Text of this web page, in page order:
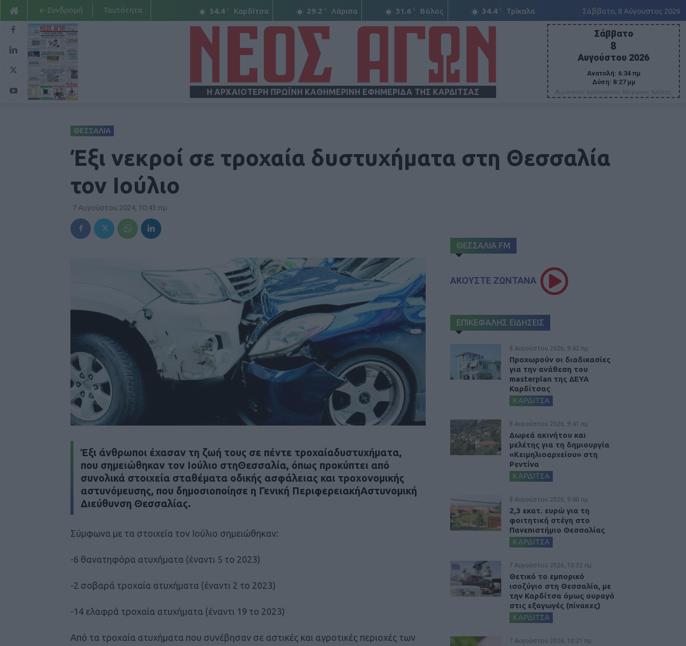
34.4 C Καρδίτσα 29.2 C Λάρισα 31.6 C Βόλος 34.4 C Τρίκαλα Σάββατο, 8 Αύγουστος 2026
e-Συνδρομή Ταυτότητα
Η ΑΡΧΑΙΟΤΕΡΗ ΠΡΩΪΝΗ ΚΑΘΗΜΕΡΙΝΗ ΕΦΗΜΕΡΙΔΑ ΤΗΣ ΚΑΡΔΙΤΣΑΣ
Σάββατο
8
Αυγούστου 2026
Ανατολή: 6:34 πμ
Δύση: 8:27 μμ
Αιμιλιανού ομολογήτου, Μύρωνος Κρήτης
ΘΕΣΣΑΛΙΑ
Έξι νεκροί σε τροχαία δυστυχήματα στη Θεσσαλία
τον Ιούλιο
7 Αυγούστου 2024, 10:43 πμ
Έξι άνθρωποι έχασαν τη ζωή τους σε πέντε τροχαίαδυστυχήματα,
που σημειώθηκαν τον Ιούλιο στηΘεσσαλία, όπως προκύπτει από
συνολικά στοιχεία σταθέματα οδικής ασφάλειας και τροχονομικής
αστυνόμευσης, που δημοσιοποίησε η Γενική ΠεριφερειακήΑστυνομική
Διεύθυνση Θεσσαλίας.
Σύμφωνα με τα στοιχεία τον Ιούλιο σημειώθηκαν:
-6 θανατηφόρα ατυχήματα (έναντι 5 το 2023)
-2 σοβαρά τροχαία ατυχήματα (έναντι 2 το 2023)
-14 ελαφρά τροχαία ατυχήματα (έναντι 19 το 2023)
Από τα τροχαία ατυχήματα που συνέβησαν σε αστικές και αγροτικές περιοχές των
ΘΕΣΣΑΛΙΑ FM
ΑΚΟΥΣΤΕ ΖΩΝΤΑΝΑ
ΕΠΙΚΕΦΑΛΗΣ ΕΙΔΗΣΕΙΣ
8 Αυγούστου 2026, 9:42 πμ
Προχωρούν οι διαδικασίες
για την ανάθεση του
masterplan της ΔΕΥΑ
Καρδίτσας
ΚΑΡΔΙΤΣΑ
8 Αυγούστου 2026, 9:41 πμ
Δωρεά ακινήτου και
μελέτης για τη δημιουργία
«Κειμηλιοαρχείου» στη
Ρεντίνα
ΚΑΡΔΙΤΣΑ
8 Αυγούστου 2026, 9:40 πμ
2,3 εκατ. ευρώ για τη
φοιτητική στέγη στο
Πανεπιστήμιο Θεσσαλίας
ΚΑΡΔΙΤΣΑ
7 Αυγούστου 2026, 10:52 πμ
Θετικό το εμπορικό
ισοζύγιο στη Θεσσαλία, με
την Καρδίτσα όμως ουραγό
στις εξαγωγές (πίνακες)
ΚΑΡΔΙΤΣΑ
7 Αυγούστου 2026, 10:21 πμ